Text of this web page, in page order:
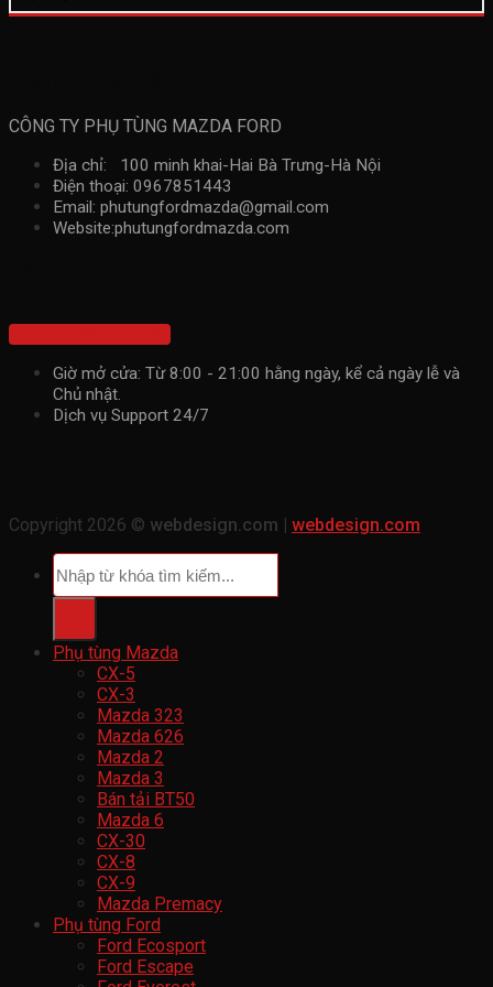
CÔNG TY PHỤ TÙNG MAZDA FORD
Địa chỉ: 100 minh khai-Hai Bà Trưng-Hà Nội
Điện thoại: 0967851443
Email: phutungfordmazda@gmail.com
Website:phutungfordmazda.com
Giờ mở cửa: Từ 8:00 - 21:00 hằng ngày, kể cả ngày lễ và
Chủ nhật.
Dịch vụ Support 24/7
Copyright 2026 © webdesign.com | webdesign.com
Tìm
kiếm:
Phụ tùng Mazda
CX-5
CX-3
Mazda 323
Mazda 626
Mazda 2
Mazda 3
Bán tải BT50
Mazda 6
CX-30
CX-8
CX-9
Mazda Premacy
Phụ tùng Ford
Ford Ecosport
Ford Escape